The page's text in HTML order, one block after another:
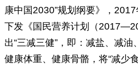
康中国2030”规划纲要》，
下发《国民营养计划（
出“三减三健”，即：减盐、减油
健康体重、健康骨骼，将“减少